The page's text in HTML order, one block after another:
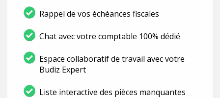
Rappel de vos échéances fiscales
Chat avec votre comptable 100% dédié
Espace collaboratif de travail avec votre
Budiz Expert
Liste interactive des pièces manquantes